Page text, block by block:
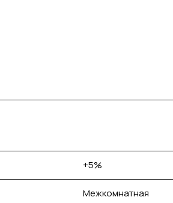
+5%
Межкомнатная